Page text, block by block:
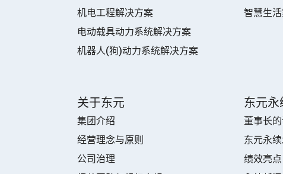
机电工程解决方案
电动载具动力系统解决方案
机器人(狗)动力系统解决方案
智慧生
关于东元
集团介绍
经营理念与原则
公司治理
东元永
董事长
东元永
绩效亮点